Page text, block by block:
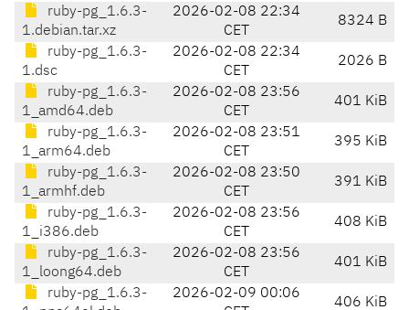
ruby-pg_1.6.3-
1.debian.tar.xz
2026-02-08 22:34
CET
8324 B
ruby-pg_1.6.3-
1.dsc
2026-02-08 22:34
CET
2026 B
ruby-pg_1.6.3-
1_amd64.deb
2026-02-08 23:56
CET
401 KiB
ruby-pg_1.6.3-
1_arm64.deb
2026-02-08 23:51
CET
395 KiB
ruby-pg_1.6.3-
1_armhf.deb
2026-02-08 23:50
CET
391 KiB
ruby-pg_1.6.3-
1_i386.deb
2026-02-08 23:56
CET
408 KiB
ruby-pg_1.6.3-
1_loong64.deb
2026-02-08 23:56
CET
401 KiB
ruby-pg_1.6.3-
2026-02-09 00:06
406 KiB